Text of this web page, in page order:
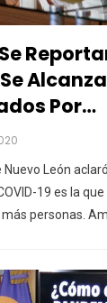
Por…
León
19 es la
personas.